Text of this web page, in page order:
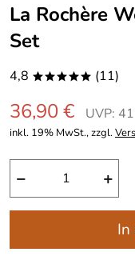
La Rochère
Set
4,8 ***** (11)
36,90 € UVP:
inkl. 19% MwSt., zzgl.
− +
In